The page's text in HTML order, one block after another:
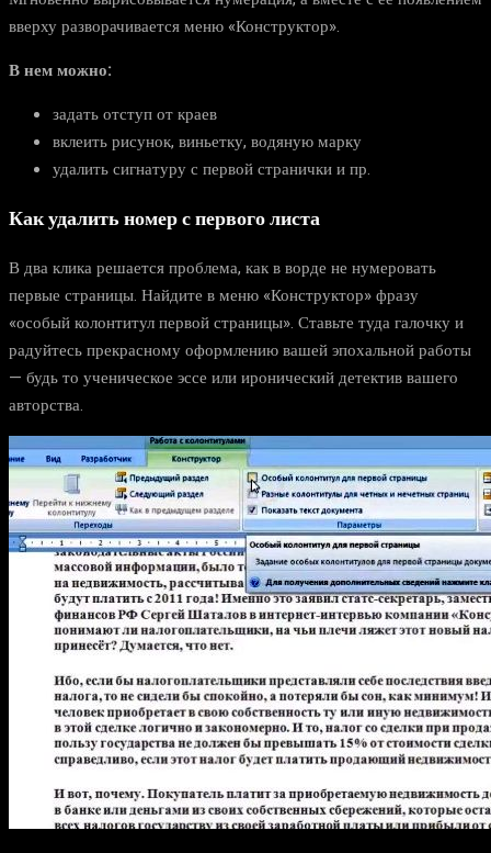
вверху разворачивается меню «Конструктор».
В нем можно:
задать отступ от краев
вклеить рисунок, виньетку, водяную марку
удалить сигнатуру с первой странички и пр.
Как удалить номер с первого листа
В два клика решается проблема, как в ворде не нумеровать
первые страницы. Найдите в меню «Конструктор» фразу
«особый колонтитул первой страницы». Ставьте туда галочку и
радуйтесь прекрасному оформлению вашей эпохальной работы
— будь то ученическое эссе или иронический детектив вашего
авторства.